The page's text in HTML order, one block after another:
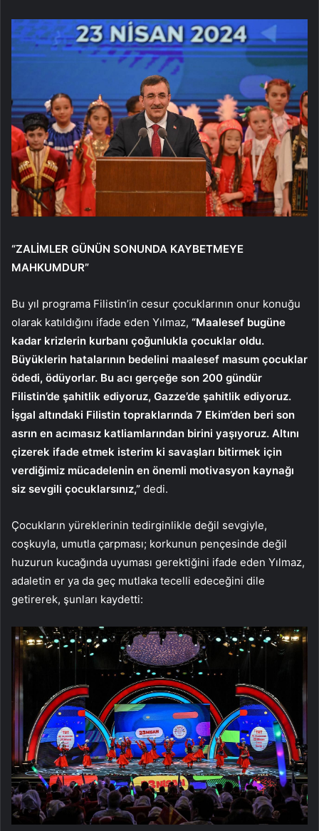
“ZALİMLER GÜNÜN SONUNDA KAYBETMEYE
MAHKUMDUR”
Bu yıl programa Filistin’in cesur çocuklarının onur konuğu
olarak katıldığını ifade eden Yılmaz, “Maalesef bugüne
kadar krizlerin kurbanı çoğunlukla çocuklar oldu.
Büyüklerin hatalarının bedelini maalesef masum çocuklar
ödedi, ödüyorlar. Bu acı gerçeğe son 200 gündür
Filistin’de şahitlik ediyoruz, Gazze’de şahitlik ediyoruz.
İşgal altındaki Filistin topraklarında 7 Ekim’den beri son
asrın en acımasız katliamlarından birini yaşıyoruz. Altını
çizerek ifade etmek isterim ki savaşları bitirmek için
verdiğimiz mücadelenin en önemli motivasyon kaynağı
siz sevgili çocuklarsınız,” dedi.
Çocukların yüreklerinin tedirginlikle değil sevgiyle,
coşkuyla, umutla çarpması; korkunun pençesinde değil
huzurun kucağında uyuması gerektiğini ifade eden Yılmaz,
adaletin er ya da geç mutlaka tecelli edeceğini dile
getirerek, şunları kaydetti: